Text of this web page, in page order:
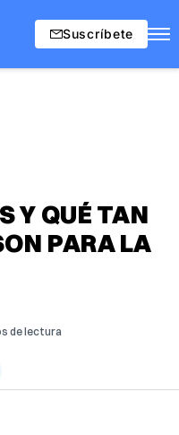
Suscríbete
Y QUÉ TAN
PARA LA
de lectura